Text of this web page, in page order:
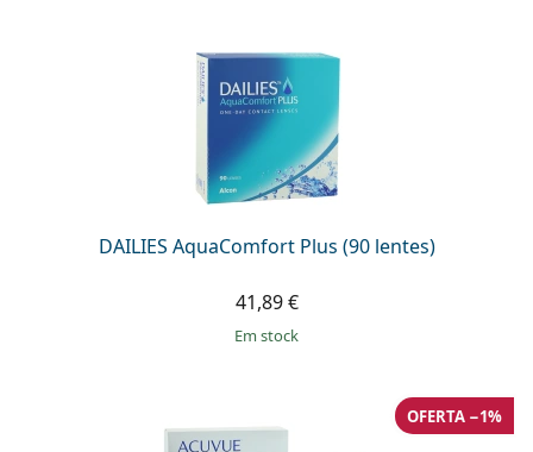
DAILIES AquaComfort Plus (90 lentes)
41,89 €
em stock
OFERTA −1%